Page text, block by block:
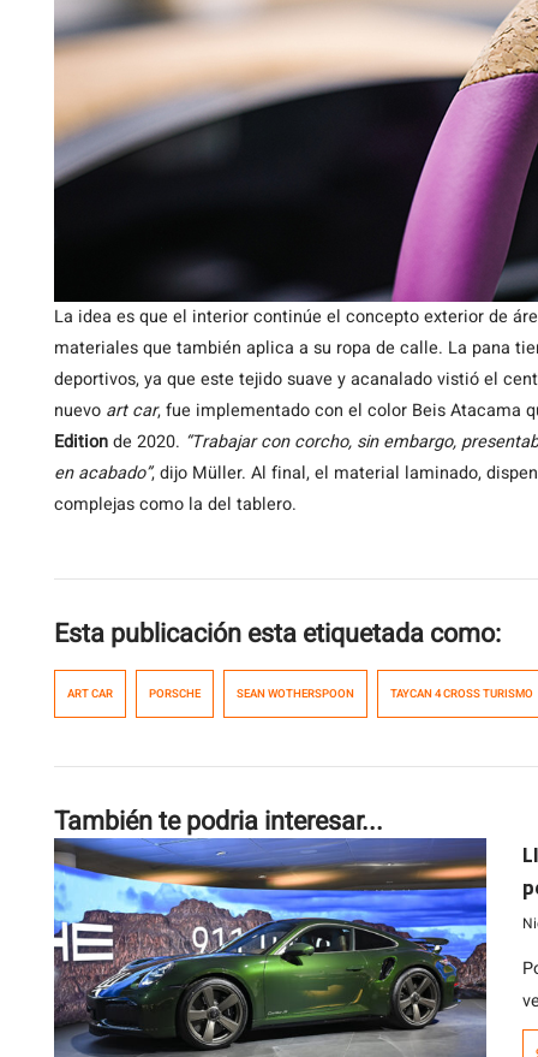
La idea es que el interior continúe el concepto exterior de
materiales que también aplica a su ropa de calle. La pana
deportivos, ya que este tejido suave y acanalado vistió el
nuevo art car, fue implementado con el color Beis Atacama
Editionde 2020. “Trabajar con corcho, sin embargo,
en acabado”, dijo Müller. Al final, el material laminado,
complejas como la del tablero.
Esta publicación esta etiquetada como:
ART CAR PORSCHE SEAN WOTHERSPOON TAYCAN 4 CROSS TURISMO
También te podria interesar...